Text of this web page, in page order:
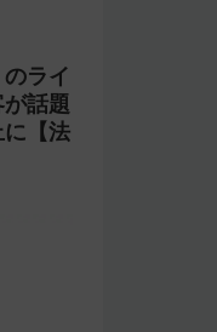
ライ
話題
【法